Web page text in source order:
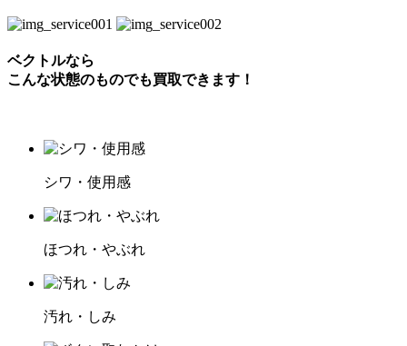
ベクトルなら
こんな状態のものでも買取できます！
シワ・使用感
ほつれ・やぶれ
汚れ・しみ